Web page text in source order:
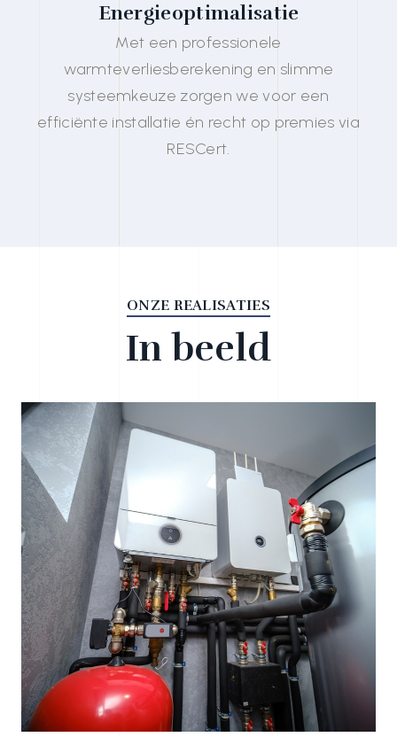
Energieoptimalisatie
Met een professionele
warmteverliesberekening en slimme
systeemkeuze zorgen we voor een
efficiënte installatie én recht op premies via
RESCert.
ONZE REALISATIES
In beeld